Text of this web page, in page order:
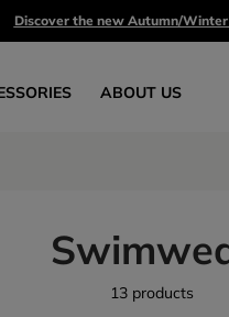
Discover the new Autumn/
ABOUT US
13 products